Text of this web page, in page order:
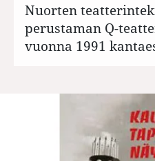
Nuorten
perustaman Q-
vuonna 1991